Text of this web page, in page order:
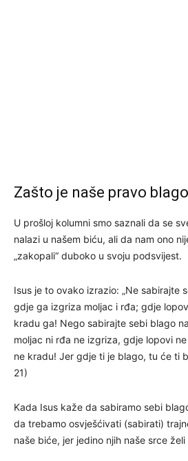
Zašto je naše pravo
U prošloj kolumni smo saznali da se
nalazi u našem biću, ali da nam ono
„zakopali“ duboko u svoju podsvijest.
Isus je to ovako izrazio: „Ne sabirajte
gdje ga izgriza moljac i rđa; gdje
kradu ga! Nego sabirajte sebi blago
moljac ni rđa ne izgriza, gdje lopovi
ne kradu! Jer gdje ti je blago, tu će ti
21)
Kada Isus kaže da sabiramo sebi
da trebamo osvješćivati (sabirati)
naše biće, jer jedino njih naše srce